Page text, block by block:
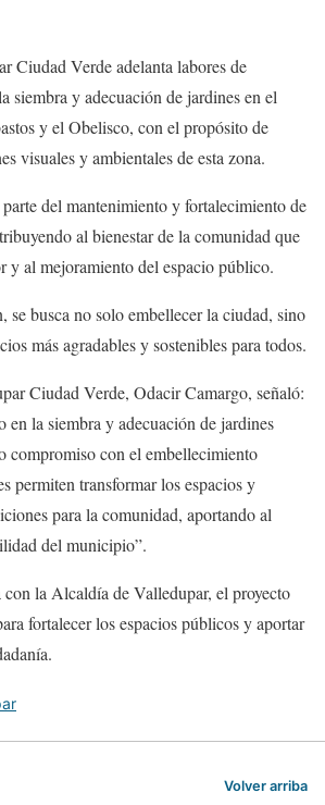
Ciudad Verde adelanta labores de
siembra y adecuación de jardines en el
y el Obelisco, con el propósito de
visuales y ambientales de esta zona.
parte del mantenimiento y fortalecimiento de
al bienestar de la comunidad que
y al mejoramiento del espacio público.
se busca no solo embellecer la ciudad, sino
más agradables y sostenibles para todos.
Ciudad Verde, Odacir Camargo, señaló:
en la siembra y adecuación de jardines
compromiso con el embellecimiento
permiten transformar los espacios y
para la comunidad, aportando al
del municipio”.
la Alcaldía de Valledupar, el proyecto
fortalecer los espacios públicos y aportar
Volver arriba